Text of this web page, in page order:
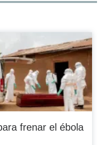
frenar el ébola